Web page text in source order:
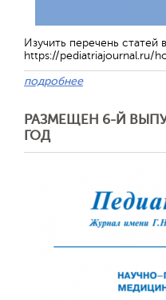
Изучить перечень
https://pediatriajournal.ru/
подробнее
РАЗМЕЩЕН 6-Й
ГОД